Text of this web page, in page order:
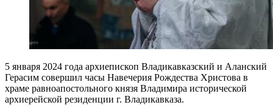
5 января 2024 года архиепископ Владикавказский и Аланский
Герасим совершил часы Навечерия Рождества Христова в
храме равноапостольного князя Владимира исторической
архиерейской резиденции г. Владикавказа.